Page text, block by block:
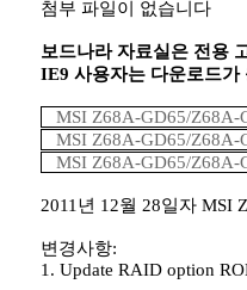
첨부 파일이 없습니다
보드나라 자료실은 전용
IE9 사용자는 다운로드가
MSI Z68A-GD65/
MSI Z68A-GD65/
MSI Z68A-GD65/
2011년 12월 28일자 MSI
변경사항:
1. Update RAID option